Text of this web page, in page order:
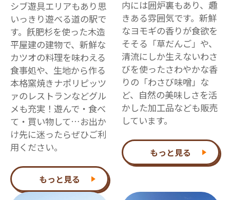
シブ遊具エリアもあり思
いっきり遊べる道の駅で
す。飫肥杉を使った木造
平屋建の建物で、新鮮な
カツオの料理を味わえる
食事処や、生地から作る
本格窯焼きナポリピッツ
ァのレストランなどグル
メも充実！遊んで・食べ
て・買い物して…お出か
け先に迷ったらぜひご利
用ください。
もっと見る
内には囲炉裏もあり、趣
きある雰囲気です。新鮮
なヨモギの香りが食欲を
そそる「草だんご」や、
清流にしか生えないわさ
びを使ったさわやかな香
りの「わさび味噌」な
ど、自然の美味しさを活
かした加工品なども販売
しています。
もっと見る